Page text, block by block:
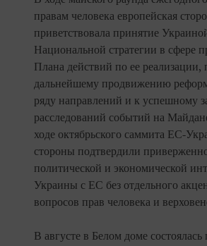
правам человека европейская
приветствовала принятие
Национальной стратегии в сфере
Плана действий по ее реализации,
дальнейшему продвижению
ряду направлений и к успешному
расследований событий на
ходе октябрьского саммита ЕС-
стороны подтвердили
политической и экономической
Украины с ЕС без отдельного
вопросов прав человека и
В августе в Белом доме состоялась